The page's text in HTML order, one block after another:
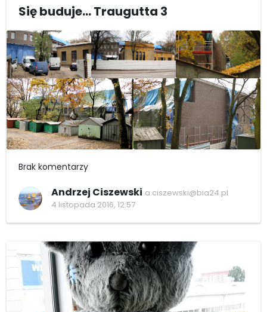
Się buduje... Traugutta 3
Brak komentarzy
Andrzej Ciszewski a.ciszewski@bia24.pl
4 listopada 2016, 12:57